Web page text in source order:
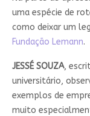
uma espécie de
como deixar um
Fundação Lemann.
JESSÉ SOUZA,
universitário,
exemplos de
muito